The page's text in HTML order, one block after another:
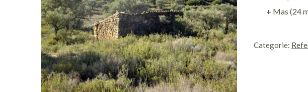
+ Mas (24
/
Categorie: